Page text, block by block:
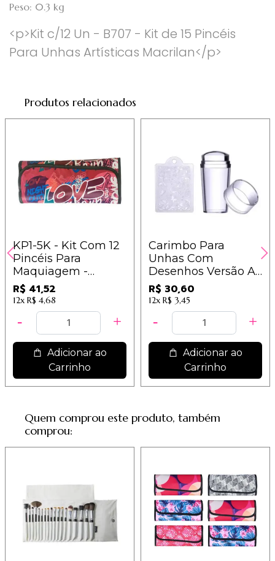
Peso: 0.3 kg
<p>Kit c/12 Un - B707 - Kit de 15 Pincéis
Para Unhas Artísticas Macrilan</p>
Produtos relacionados
KP1-5K - Kit Com 12
Pincéis Para
Maquiagem -
Macrilan
R$ 41,52
12x R$ 4,68
Adicionar ao
Carrinho
Carimbo Para
Unhas Com
Desenhos Versão A
- IM
R$ 30,60
12x R$ 3,45
Adicionar ao
Carrinho
Quem comprou este produto, também
comprou: